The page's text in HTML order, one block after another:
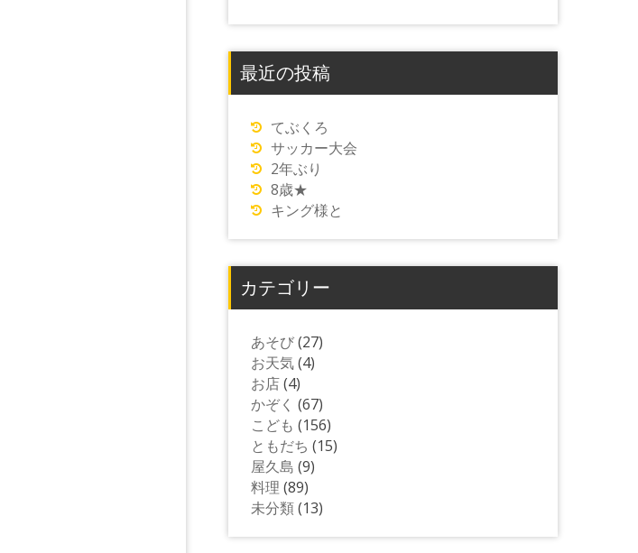
最近の投稿
てぶくろ
サッカー大会
2年ぶり
8歳★
キング様と
カテゴリー
あそび(27)
お天気(4)
お店(4)
かぞく (67)
こども (156)
ともだち (15)
屋久島 (9)
料理 (89)
未分類(13)